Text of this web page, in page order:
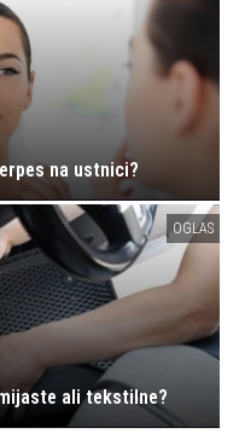
na ustnici?
OGLAS
ali tekstilne?